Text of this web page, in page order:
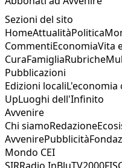
Sezioni del sito
HomeAttualitàPolitica
CommentiEconomiaVita
CuraFamigliaRubriche
Pubblicazioni
Edizioni localiL'economia
UpLuoghi dell'Infinito
Avvenire
Chi siamoRedazione
AvvenirePubblicità
Mondo CEI